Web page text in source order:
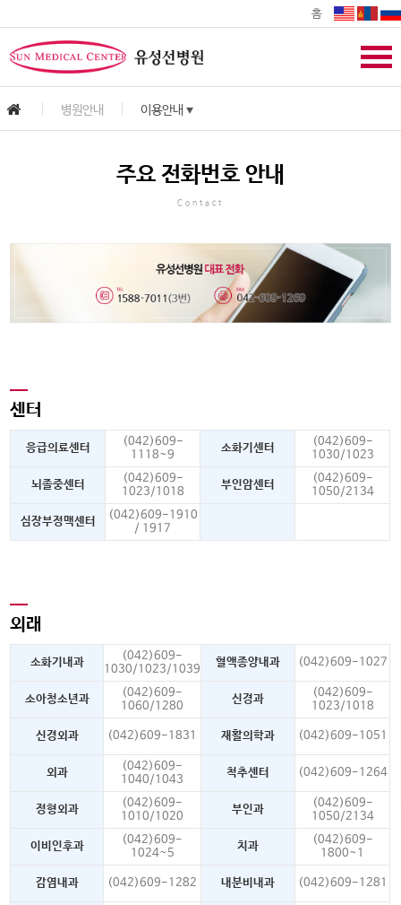
홈
병원안내 이용안내 ▼
주요 전화번호 안내
Contact
센터
응급의료센터
(042)609-
1118~9
소화기센터
(042)609-
1030/1023
뇌졸중센터
(042)609-
1023/1018
부인암센터
(042)609-
1050/2134
심장부정맥센터
(042)609-1910
/ 1917
외래
소화기내과
(042)609-
1030/1023/1039
혈액종양내과 (042)609-1027
소아청소년과
(042)609-
1060/1280
신경과
(042)609-
1023/1018
신경외과 (042)609-1831 재활의학과 (042)609-1051
외과
(042)609-
1040/1043
척추센터 (042)609-1264
정형외과
(042)609-
1010/1020
부인과
(042)609-
1050/2134
이비인후과
(042)609-
1024~5
치과
(042)609-
1800~1
감염내과 (042)609-1282 내분비내과 (042)609-1281